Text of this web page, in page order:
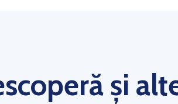
și